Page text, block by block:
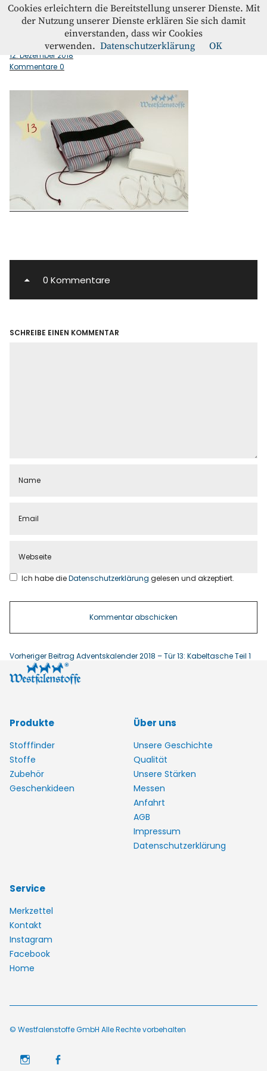
Westfalenstoffe-Blog
Kontakt
InstagramFacebook
Kabeltasche_Tuer13
12. Dezember 2018
Kommentare 0
0 Kommentare
SCHREIBE EINEN KOMMENTAR
Ich habe dieDatenschutzerklärunggelesen und akzeptiert.
Vorheriger Beitrag Adventskalender 2018 – Tür 13: Kabeltasche Teil 1
Produkte
Stofffinder
Stoffe
Zubehör
Geschenkideen
Über uns
Unsere Geschichte
Qualität
Unsere Stärken
Messen
Anfahrt
AGB
Impressum
Datenschutzerklärung
Service
Merkzettel
Kontakt
Instagram
Facebook
Home
© Westfalenstoffe GmbH Alle Rechte vorbehalten
Cookies erleichtern die Bereitstellung unserer Dienste. Mit
der Nutzung unserer Dienste erklären Sie sich damit
einverstanden, dass wir Cookies
verwenden. Datenschutzerklärung OK